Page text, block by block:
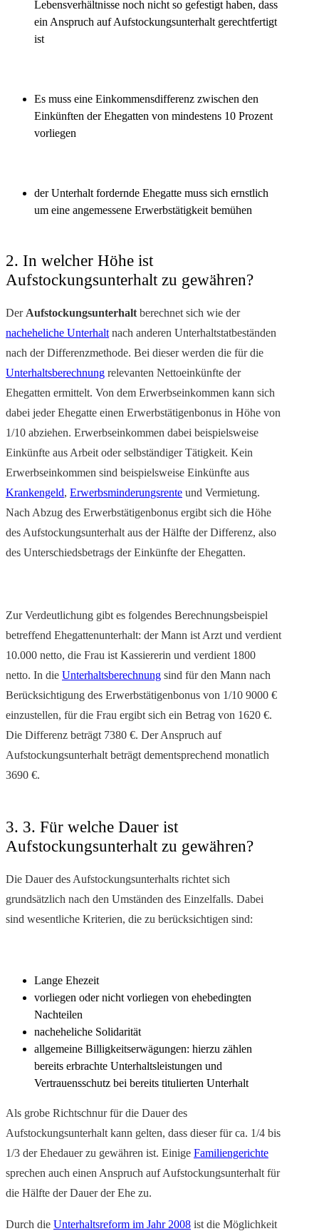
Lebensverhältnisse noch nicht so gefestigt haben, dass
ein Anspruch auf Aufstockungsunterhalt gerechtfertigt
ist
Es muss eine Einkommensdifferenz zwischen den
Einkünften der Ehegatten von mindestens 10 Prozent
vorliegen
der Unterhalt fordernde Ehegatte muss sich ernstlich
um eine angemessene Erwerbstätigkeit bemühen
2. In welcher Höhe ist
Aufstockungsunterhalt zu gewähren?
Der Aufstockungsunterhalt berechnet sich wie der
nacheheliche Unterhalt nach anderen Unterhaltstatbeständen
nach der Differenzmethode. Bei dieser werden die für die
Unterhaltsberechnung relevanten Nettoeinkünfte der
Ehegatten ermittelt. Von dem Erwerbseinkommen kann sich
dabei jeder Ehegatte einen Erwerbstätigenbonus in Höhe von
1/10 abziehen. Erwerbseinkommen dabei beispielsweise
Einkünfte aus Arbeit oder selbständiger Tätigkeit. Kein
Erwerbseinkommen sind beispielsweise Einkünfte aus
Krankengeld, Erwerbsminderungsrente und Vermietung.
Nach Abzug des Erwerbstätigenbonus ergibt sich die Höhe
des Aufstockungsunterhalt aus der Hälfte der Differenz, also
des Unterschiedsbetrags der Einkünfte der Ehegatten.
Zur Verdeutlichung gibt es folgendes Berechnungsbeispiel
betreffend Ehegattenunterhalt: der Mann ist Arzt und verdient
10.000 netto, die Frau ist Kassiererin und verdient 1800
netto. In die Unterhaltsberechnung sind für den Mann nach
Berücksichtigung des Erwerbstätigenbonus von 1/10 9000 €
einzustellen, für die Frau ergibt sich ein Betrag von 1620 €.
Die Differenz beträgt 7380 €. Der Anspruch auf
Aufstockungsunterhalt beträgt dementsprechend monatlich
3690 €.
3. 3. Für welche Dauer ist
Aufstockungsunterhalt zu gewähren?
Die Dauer des Aufstockungsunterhalts richtet sich
grundsätzlich nach den Umständen des Einzelfalls. Dabei
sind wesentliche Kriterien, die zu berücksichtigen sind:
Lange Ehezeit
vorliegen oder nicht vorliegen von ehebedingten
Nachteilen
nacheheliche Solidarität
allgemeine Billigkeitserwägungen: hierzu zählen
bereits erbrachte Unterhaltsleistungen und
Vertrauensschutz bei bereits titulierten Unterhalt
Als grobe Richtschnur für die Dauer des
Aufstockungsunterhalt kann gelten, dass dieser für ca. 1/4 bis
1/3 der Ehedauer zu gewähren ist. Einige Familiengerichte
sprechen auch einen Anspruch auf Aufstockungsunterhalt für
die Hälfte der Dauer der Ehe zu.
Durch die Unterhaltsreform im Jahr 2008 ist die Möglichkeit